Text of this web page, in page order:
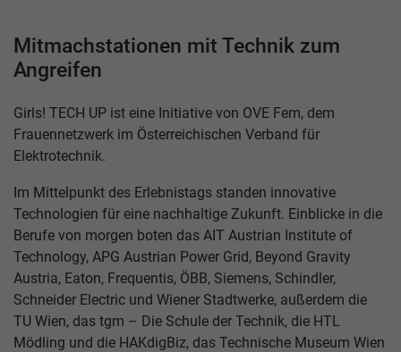
Mitmachstationen mit Technik zum
Angreifen
Girls! TECH UP ist eine Initiative von OVE Fem, dem
Frauennetzwerk im Österreichischen Verband für
Elektrotechnik.
Im Mittelpunkt des Erlebnistags standen innovative
Technologien für eine nachhaltige Zukunft. Einblicke in die
Berufe von morgen boten das AIT Austrian Institute of
Technology, APG Austrian Power Grid, Beyond Gravity
Austria, Eaton, Frequentis, ÖBB, Siemens, Schindler,
Schneider Electric und Wiener Stadtwerke, außerdem die
TU Wien, das tgm – Die Schule der Technik, die HTL
Mödling und die HAKdigBiz, das Technische Museum Wien